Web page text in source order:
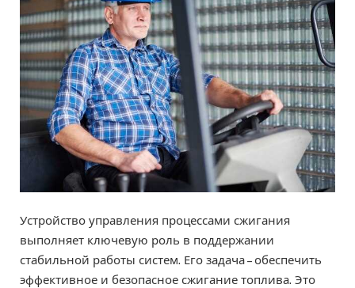
Устройство управления процессами сжигания
выполняет ключевую роль в поддержании
стабильной работы систем. Его задача – обеспечить
эффективное и безопасное сжигание топлива. Это